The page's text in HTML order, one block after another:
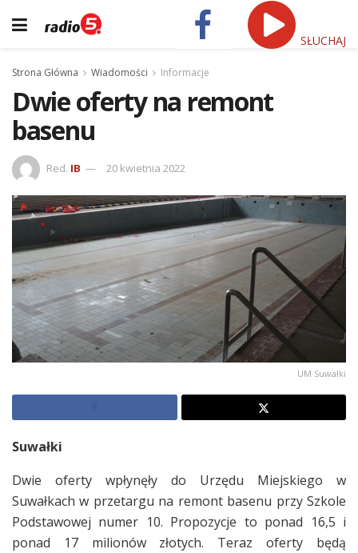
SŁUCHAJ
Strona Główna Wiadomości Informacje
Dwie oferty na remont
basenu
Red. IB 20 kwietnia 2022
UM Suwałki
Suwałki
Dwie oferty wpłynęły do Urzędu Miejskiego w
Suwałkach w przetargu na remont basenu przy Szkole
Podstawowej numer 10. Propozycje to ponad 16,5 i
ponad 17 milionów złotych. Teraz oferty będą